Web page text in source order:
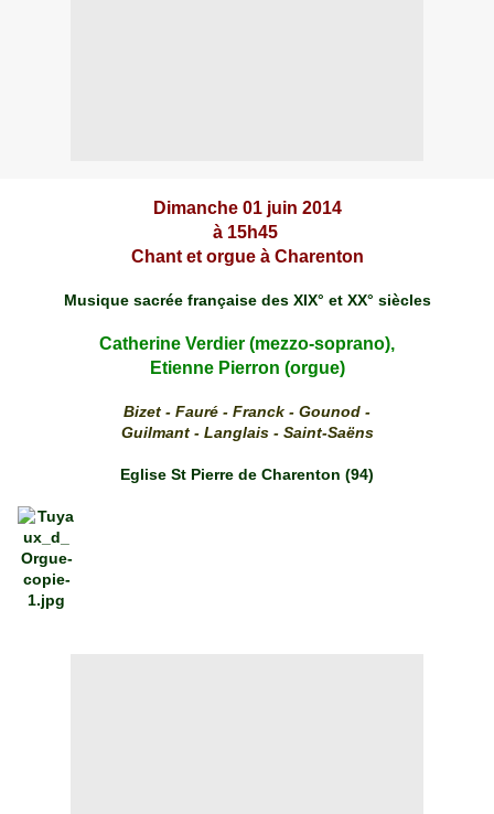
Dimanche 01 juin 2014
à 15h45
Chant et orgue à Charenton
Musique sacrée française des XIX° et XX° siècles
Catherine Verdier (mezzo-soprano),
Etienne Pierron (orgue)
Bizet - Fauré - Franck - Gounod -
Guilmant - Langlais - Saint-Saëns
Eglise St Pierre de Charenton (94)